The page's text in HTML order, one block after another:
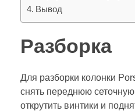
Вывод
Разборка
Для разборки колонки
снять переднюю
открутить винтики и